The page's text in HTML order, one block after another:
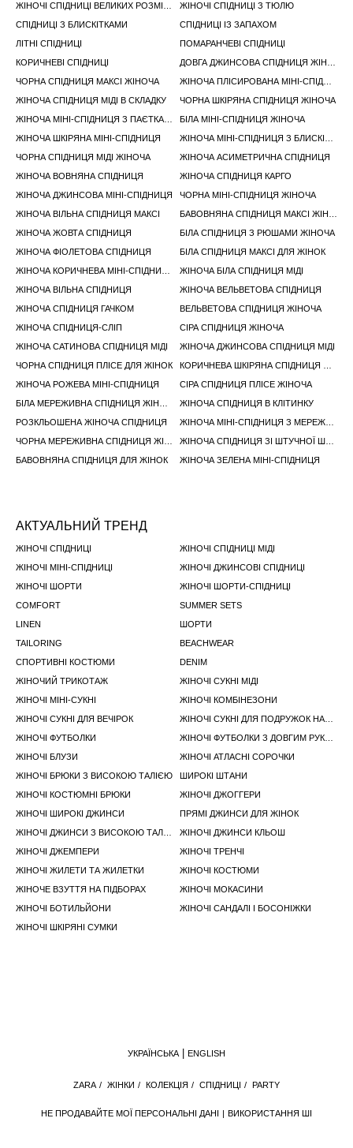
ЖІНОЧІ СПІДНИЦІ З ТЮЛЮ
СПІДНИЦІ З БЛИСКІТКАМИ
СПІДНИЦІ ІЗ ЗАПАХОМ
ЛІТНІ СПІДНИЦІ
ПОМАРАНЧЕВІ СПІДНИЦІ
КОРИЧНЕВІ СПІДНИЦІ
ЧОРНА СПІДНИЦЯ МАКСІ ЖІНОЧА
ЖІНОЧА СПІДНИЦЯ МІДІ В СКЛАДКУ
ЧОРНА ШКІРЯНА СПІДНИЦЯ ЖІНОЧА
БІЛА МІНІ-СПІДНИЦЯ ЖІНОЧА
ЖІНОЧА ШКІРЯНА МІНІ-СПІДНИЦЯ
ЧОРНА СПІДНИЦЯ МІДІ ЖІНОЧА
ЖІНОЧА АСИМЕТРИЧНА СПІДНИЦЯ
ЖІНОЧА ВОВНЯНА СПІДНИЦЯ
ЖІНОЧА СПІДНИЦЯ КАРГО
ЖІНОЧА ДЖИНСОВА МІНІ-СПІДНИЦЯ
ЧОРНА МІНІ-СПІДНИЦЯ ЖІНОЧА
ЖІНОЧА ВІЛЬНА СПІДНИЦЯ МАКСІ
ЖІНОЧА ЖОВТА СПІДНИЦЯ
БІЛА СПІДНИЦЯ З РЮШАМИ ЖІНОЧА
ЖІНОЧА ФІОЛЕТОВА СПІДНИЦЯ
БІЛА СПІДНИЦЯ МАКСІ ДЛЯ ЖІНОК
ЖІНОЧА БІЛА СПІДНИЦЯ МІДІ
ЖІНОЧА ВІЛЬНА СПІДНИЦЯ
ЖІНОЧА ВЕЛЬВЕТОВА СПІДНИЦЯ
ЖІНОЧА СПІДНИЦЯ ГАЧКОМ
ВЕЛЬВЕТОВА СПІДНИЦЯ ЖІНОЧА
ЖІНОЧА СПІДНИЦЯ-СЛІП
СІРА СПІДНИЦЯ ЖІНОЧА
ЖІНОЧА САТИНОВА СПІДНИЦЯ МІДІ
ЖІНОЧА ДЖИНСОВА СПІДНИЦЯ МІДІ
ЧОРНА СПІДНИЦЯ ПЛІСЕ ДЛЯ ЖІНОК
ЖІНОЧА РОЖЕВА МІНІ-СПІДНИЦЯ
СІРА СПІДНИЦЯ ПЛІСЕ ЖІНОЧА
ЖІНОЧА СПІДНИЦЯ В КЛІТИНКУ
РОЗКЛЬОШЕНА ЖІНОЧА СПІДНИЦЯ
БАВОВНЯНА СПІДНИЦЯ ДЛЯ ЖІНОК
ЖІНОЧА ЗЕЛЕНА МІНІ-СПІДНИЦЯ
АКТУАЛЬНИЙ ТРЕНД
ЖІНОЧІ СПІДНИЦІ
ЖІНОЧІ СПІДНИЦІ МІДІ
ЖІНОЧІ МІНІ-СПІДНИЦІ
ЖІНОЧІ ДЖИНСОВІ СПІДНИЦІ
ЖІНОЧІ ШОРТИ
ЖІНОЧІ ШОРТИ-СПІДНИЦI
COMFORT
SUMMER SETS
LINEN
ШОРТИ
TAILORING
BEACHWEAR
СПОРТИВНІ КОСТЮМИ
DENIM
ЖІНОЧИЙ ТРИКОТАЖ
ЖІНОЧІ СУКНІ МІДІ
ЖІНОЧІ МІНІ-СУКНІ
ЖІНОЧІ КОМБІНЕЗОНИ
ЖІНОЧІ СУКНІ ДЛЯ ВЕЧІРОК
ЖІНОЧІ ФУТБОЛКИ
ЖІНОЧІ БЛУЗИ
ЖІНОЧІ АТЛАСНІ СОРОЧКИ
ЖІНОЧІ БРЮКИ З ВИСОКОЮ ТАЛІЄЮ
ШИРОКІ ШТАНИ
ЖІНОЧІ КОСТЮМНІ БРЮКИ
ЖІНОЧІ ДЖОГГЕРИ
ЖІНОЧІ ШИРОКІ ДЖИНСИ
ПРЯМІ ДЖИНСИ ДЛЯ ЖІНОК
ЖІНОЧІ ДЖИНСИ КЛЬОШ
ЖІНОЧІ ДЖЕМПЕРИ
ЖІНОЧІ ТРЕНЧІ
ЖІНОЧІ ЖИЛЕТИ ТА ЖИЛЕТКИ
ЖІНОЧІ КОСТЮМИ
ЖІНОЧЕ ВЗУТТЯ НА ПІДБОРАХ
ЖІНОЧІ МОКАСИНИ
ЖІНОЧІ БОТИЛЬЙОНИ
ЖІНОЧІ САНДАЛІ І БОСОНІЖКИ
ЖІНОЧІ ШКІРЯНІ СУМКИ
НЕ ПРОДАВАЙТЕ МОЇ ПЕРСОНАЛЬНІ ДАНІ ВИКОРИСТАННЯ ШІ
ZARA / ЖІНКИ / КОЛЕКЦІЯ / СПІДНИЦІ / PARTY
УКРАЇНСЬКА ENGLISH